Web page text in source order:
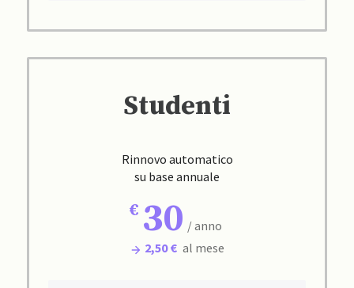
Studenti
Rinnovo automatico
su base annuale
30 / anno
2,50 € al mese